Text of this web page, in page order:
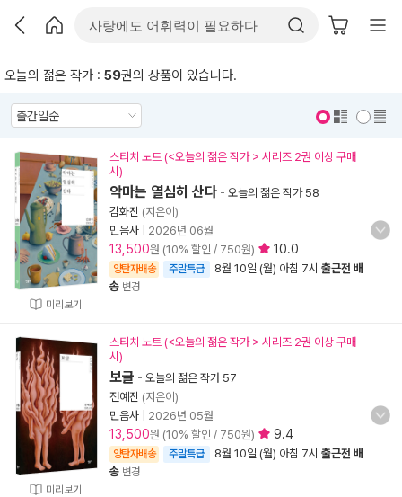
오늘의 젊은 작가 : 59권의 상품이 있습니다.
미리보기
스티치 노트 (<오늘의 젊은 작가 > 시리즈 2권 이상 구매
시)
악마는 열심히 산다 - 오늘의 젊은 작가 58
김화진 (지은이)
민음사
2026년 06월
13,500원 (10% 할인 / 750원) 10.0
양탄자배송 주말특급 8월 10일 (월) 아침 7시 출근전 배
송 변경
미리보기
스티치 노트 (<오늘의 젊은 작가 > 시리즈 2권 이상 구매
시)
보글 - 오늘의 젊은 작가 57
전예진 (지은이)
민음사
2026년 05월
13,500원 (10% 할인 / 750원) 9.4
양탄자배송 주말특급 8월 10일 (월) 아침 7시 출근전 배
송 변경